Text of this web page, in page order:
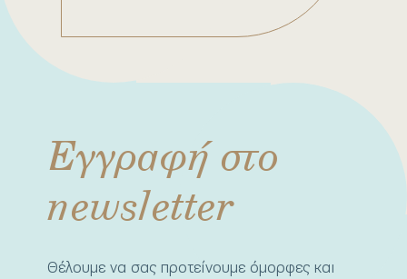
Εγγραφή στο
newsletter
Θέλουμε να σας προτείνουμε όμορφες και